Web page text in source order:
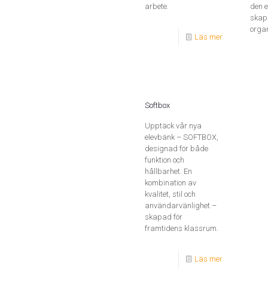
arbete.
Läs mer
den
Softbox
Upptäck vår nya
elevbänk – SOFTBOX,
designad för både
funktion och
hållbarhet. En
kombination av
kvalitet, stil och
användarvänlighet –
skapad för
framtidens klassrum.
Läs mer